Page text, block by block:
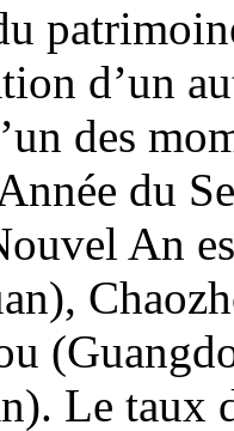
d’un
des
du
An
Le taux